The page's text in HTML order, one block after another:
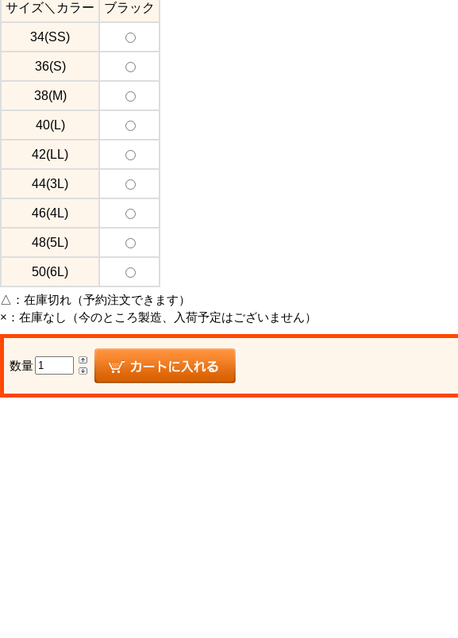
サイズ＼カラー ブラック
34(SS)
36(S)
38(M)
40(L)
42(LL)
44(3L)
46(4L)
48(5L)
50(6L)
△： 在庫切れ（予約注文できます）
×： 在庫なし（今のところ製造、入荷予定はございません）
数量